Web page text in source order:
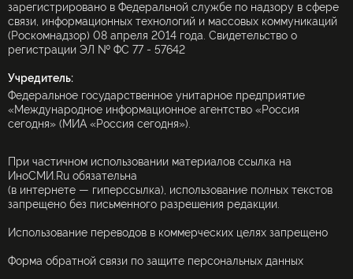
зарегистрировано в Федеральной службе по надзору в сфере
связи, информационных технологий и массовых коммуникаций
(Роскомнадзор) 08 апреля 2014 года. Свидетельство о
регистрации ЭЛ № ФС 77 - 57642
Учредитель:
Федеральное государственное унитарное предприятие
«Международное информационное агентство «Россия
сегодня» (МИА «Россия сегодня»).
При частичном использовании материалов ссылка на
ИноСМИ.Ru обязательна
(в интернете — гиперссылка), использование полных текстов
запрещено без письменного разрешения редакции.
Использование переводов в коммерческих целях запрещено
Форма обратной связи по защите персональных данных